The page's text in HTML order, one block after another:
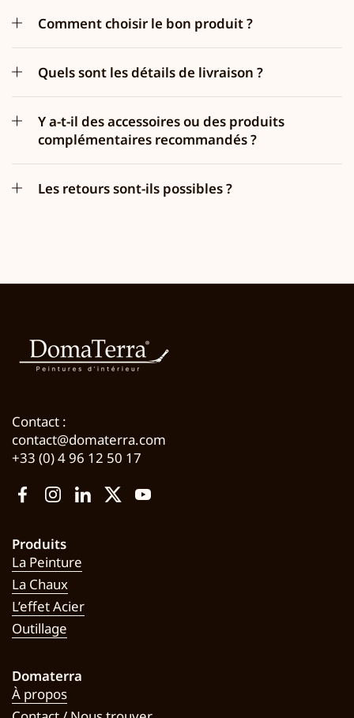
Comment choisir le bon produit ?
Quels sont les détails de livraison ?
Y a-t-il des accessoires ou des produits
complémentaires recommandés ?
Les retours sont-ils possibles ?
Contact :
contact@domaterra.com
+33 (0) 4 96 12 50 17
FacebookInstagram
LinkedIn
TwitterYouTube
Produits
La Peinture
La Chaux
L’effet Acier
Outillage
Domaterra
À propos